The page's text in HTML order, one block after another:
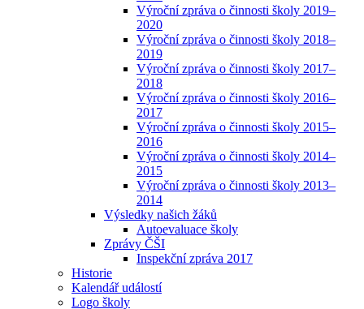
Výroční zpráva o činnosti školy 2019–
2020
Výroční zpráva o činnosti školy 2018–
2019
Výroční zpráva o činnosti školy 2017–
2018
Výroční zpráva o činnosti školy 2016–
2017
Výroční zpráva o činnosti školy 2015–
2016
Výroční zpráva o činnosti školy 2014–
2015
Výroční zpráva o činnosti školy 2013–
2014
Výsledky našich žáků
Autoevaluace školy
Zprávy ČŠI
Inspekční zpráva 2017
Historie
Kalendář událostí
Logo školy